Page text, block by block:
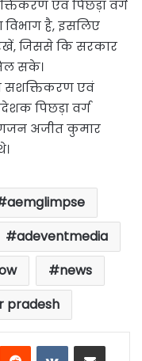
एवं पिछड़ा वर्ग
है, इसलिए
जिससे कि सरकार
सके।
सशक्तिकरण एवं
पिछड़ा वर्ग
अजीत कुमार
adeventmedia
news
pradesh
Reddit VKontakteShare via Email